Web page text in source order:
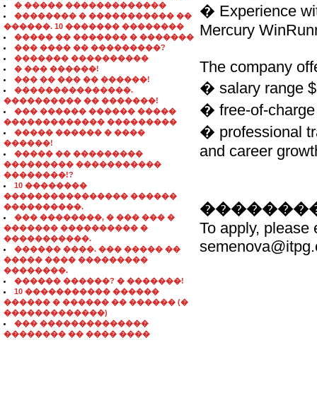
� ����� �������������
�������� � ����������� ��
������. 10 ������� ��������
����� �� ������� � �������
��� ���� �� ���������?
������� ����������
� ��� ������!
��� �� ��� �� ������!
���������������.
���������� �� �������!
��� ������ ������ �����
������������� ���������
����� ������ � ����
������!
����� �� ���������
��������� �����������
��������!?
10 ��������
���������������� ������
����������.
��� ��������, � ��� ��� �
������� ���������� �
�����������.
������ ����. ��� ����� ��
����� ���� ���������
��������.
������ ������? � �������!
10 ����������� ������
������ � ������ �� ������ (�
�������������)
��� ��������������
�������� �� ���� ����
� Experience
Mercury
The company
� salary range
� free-of-charge
� professional
and career
To apply,